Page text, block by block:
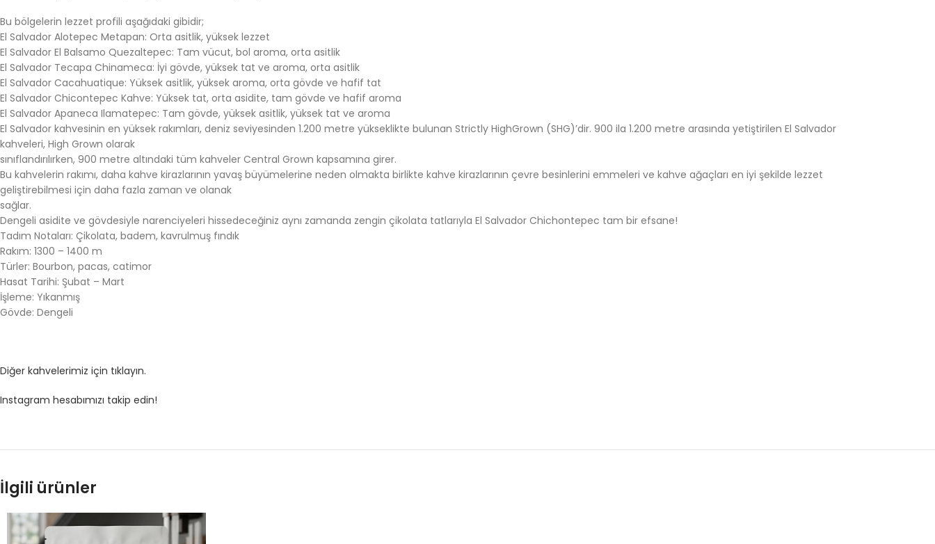
Bu bölgelerin lezzet profili aşağıdaki gibidir;
El Salvador Alotepec Metapan: Orta asitlik, yüksek lezzet
El Salvador El Balsamo Quezaltepec: Tam vücut, bol aroma, orta asitlik
El Salvador Tecapa Chinameca: İyi gövde, yüksek tat ve aroma, orta asitlik
El Salvador Cacahuatique: Yüksek asitlik, yüksek aroma, orta gövde ve hafif tat
El Salvador Chicontepec Kahve: Yüksek tat, orta asidite, tam gövde ve hafif aroma
El Salvador Apaneca Ilamatepec: Tam gövde, yüksek asitlik, yüksek tat ve aroma
El Salvador kahvesinin en yüksek rakımları, deniz seviyesinden 1.200 metre yükseklikte bulunan Strictly HighGrown (SHG)’dir. 900 ila 1.200 metre arasında yetiştirilen El Salvador
kahveleri, High Grown olarak
sınıflandırılırken, 900 metre altındaki tüm kahveler Central Grown kapsamına girer.
Bu kahvelerin rakımı, daha kahve kirazlarının yavaş büyümelerine neden olmakta birlikte kahve kirazlarının çevre besinlerini emmeleri ve kahve ağaçları en iyi şekilde lezzet
geliştirebilmesi için daha fazla zaman ve olanak
sağlar.
Dengeli asidite ve gövdesiyle narenciyeleri hissedeceğiniz aynı zamanda zengin çikolata tatlarıyla El Salvador Chichontepec tam bir efsane!
Tadım Notaları: Çikolata, badem, kavrulmuş fındık
Rakım: 1300 – 1400 m
Türler: Bourbon, pacas, catimor
Hasat Tarihi: Şubat – Mart
İşleme: Yıkanmış
Gövde: Dengeli
Diğer kahvelerimiz için tıklayın.
Instagram hesabımızı takip edin!
İlgili ürünler